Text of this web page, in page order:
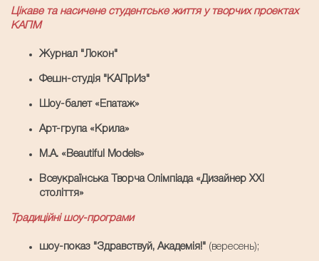
Цікаве та насичене студентське життя у творчих проектах
КАПМ
Журнал "Локон"
Фешн-студія "КАПрИз"
Шоу-балет «Епатаж»
Арт-група «Крила»
М.A. «Beautiful Models»
Всеукраїнська Творча Олімпіада «Дизайнер ХХІ
століття»
Традиційні шоу-програми
шоу-показ "Здравствуй, Академія!" (вересень);